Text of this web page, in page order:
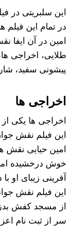
این سلبریتی در
در تمام این
امین در آن ایفا
طلایی، اخراجی
پیشونی سفید،
اخراجی ها
اخراجی ها یکی از
این فیلم نقش
امین حیایی نقش
خوش درخشیده
آفرینی زیبای او
این فیلم نقش
از مسجد کفش
سر از ثبت نام